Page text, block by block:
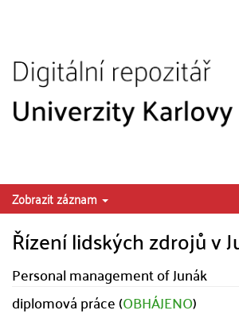
Zobrazit záznam
Řízení lidských zdrojů v
Personal management of Junák
diplomová práce (OBHÁJENO)